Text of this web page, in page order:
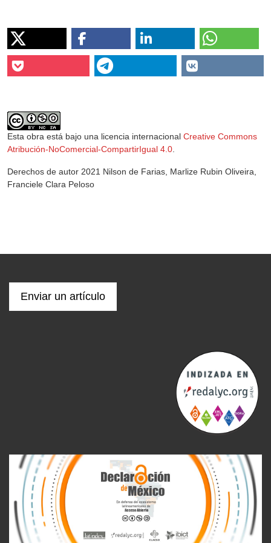
Esta obra está bajo una licencia internacional Creative Commons
Atribución-NoComercial-CompartirIgual 4.0
Derechos de autor 2021 Nilson de Farias, Marlize Rubin Oliveira,
Franciele Clara Peloso
Enviar un artículo